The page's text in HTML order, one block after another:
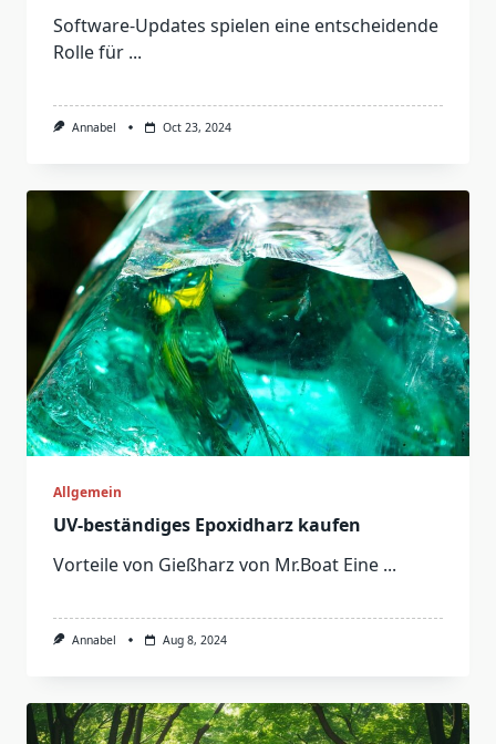
Software-Updates spielen eine entscheidende
Rolle für ...
Annabel Oct 23, 2024
Allgemein
UV-beständiges Epoxidharz kaufen
Vorteile von Gießharz von Mr.Boat Eine ...
Annabel Aug 8, 2024